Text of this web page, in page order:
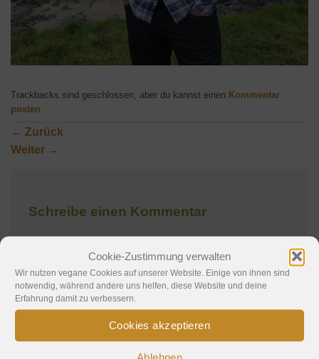
Cookie-Zustimmung verwalten
Wir nutzen vegane Cookies auf unserer Website. Einige von ihnen sind
notwendig, während andere uns helfen, diese Website und deine
Erfahrung damit zu verbessern.
Cookies akzeptieren
Trackbacks sind geschlossen, aber du kannst einen Kommentar
posten
← Zurück
Weiter →
Schreibe einen Kommentar
Erforderliche Felder sind mit*markiert
Kommentar*